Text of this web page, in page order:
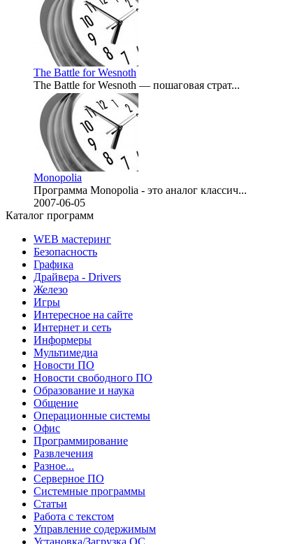
The Battle for Wesnoth
The Battle for Wesnoth — пошаговая страт...
2008-02-04
Monopolia
Программа Monopolia - это аналог классич...
2007-06-05
Каталог программ
WEB мастеринг
Безопасность
Графика
Драйвера - Drivers
Железо
Игры
Интересное на сайте
Интернет и сеть
Информеры
Мультимедиа
Новости ПО
Новости свободного ПО
Образование и наука
Общение
Операционные системы
Офис
Программирование
Развлечения
Разное...
Серверное ПО
Системные программы
Статьи
Работа с текстом
Управление содержимым